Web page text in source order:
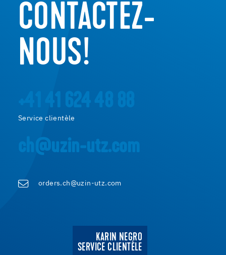
CONTACTEZ-
NOUS!
+41 41 624 48 88
Service clientèle
ch@uzin-utz.com
orders.ch@uzin-utz.com
KARIN NEGRO
SERVICE CLIENTÈLE